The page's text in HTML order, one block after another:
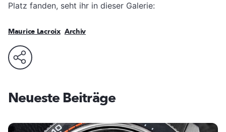
Platz fanden, seht ihr in dieser Galerie:
Maurice Lacroix Archiv
Neueste Beiträge